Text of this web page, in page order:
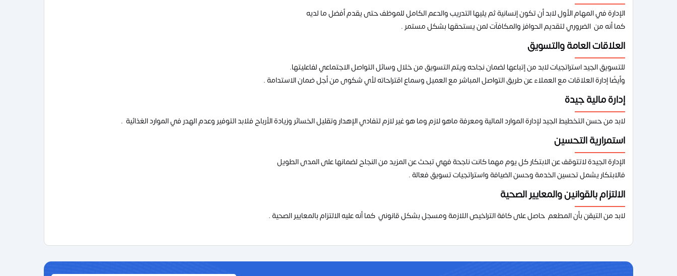
الإدارة في المهام الأول لابد أن تكون إنسانية ثم يليها التدريب والدعم الكامل للموظف حتى يقدم أفضل ما لديه
كما أنه من الضروري لتقديم الحوافز والمكافآت لمن يستحقها بشكل مستمر .
العلاقات العامة والتسويق
للتسويق الجيد استراتجيات لابد من إتباعها لضمان نجاحه ويتم التسويق من خلال وسائل التواصل الاجتماعي لفاعليتها.
وأيضًا إدارة العلاقات مع العملاء عن طريق التواصل المباشر مع العميل وسماع اقتراحاته لأي شكوى من أجل ضمان الاستدامة .
إدارة مالية جيدة
لابد من حسن التخطيط الجيد لإدارة الموارد المالية ومعرفة ماهو لازم وما هو غير لازم لتفادي الإهدار وتقليل الخسائر وزيادة الأرباح فلابد التوفير وعدم الهدر في الموارد الغذائية .
استمرارية التحسين
الإدارة الجيدة لاتتوقف عن الابتكار كل يوم مهما كانت ناجحة فهي تبحث عن المزيد من النجاح لضمانها على المدى الطويل
فالابتكار يشمل تحسين الخدمة وحسن الضيافة واستراتجيات تسويق فعالة .
الالتزام بالقوانين والمعايير الصحية
لابد من التيقن بأن المطعم حاصل على كافة التراخيص اللازمة ومسجل بشكل قانوني كما أنه عليه الالتزام بالمعايير الصحية .